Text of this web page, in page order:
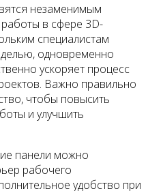
незаменимым
в сфере 3D-
специалистам
одновременно
ускоряет процесс
Важно правильно
чтобы повысить
и улучшить
панели можно
рабочего
удобство при